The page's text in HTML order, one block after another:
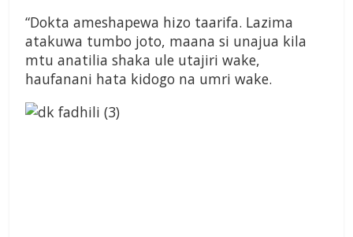
“Dokta ameshapewa hizo taarifa. Lazima
atakuwa tumbo joto, maana si unajua kila
mtu anatilia shaka ule utajiri wake,
haufanani hata kidogo na umri wake.